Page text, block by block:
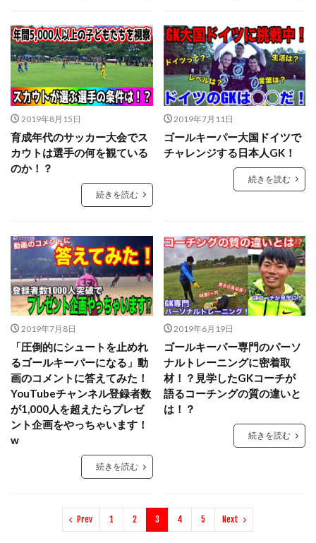
2019年8月15日
育成年代のサッカー大会でス
カウトは選手の何を観ている
のか！？
続きを読む
2019年7月11日
ゴールキーパー大国ドイツで
チャレンジする日本人GK！
続きを読む
2019年7月8日
「圧倒的にシュートを止めれ
るゴールキーパーになる」動
画のコメントに答えてみた！
YouTubeチャンネル登録者数
が1,000人を超えたらプレゼ
ント企画をやっちゃいます！
w
続きを読む
2019年6月19日
ゴールキーパー専門のパーソ
ナルトレーニングに密着取
材！？見学したGKコーチが
語るコーチングの質の違いと
は！？
続きを読む
Prev 1 2 3 4 5 Next
ドンナルンマ
ドーパミン ナイキ
ナショトレ
ナショナルトレセン
ノンアドレナリン
ハイクオリティー
ハイボレー
ハイボール
ハーフボレー
バランス
バランス感覚
パス&サポート
パット
パリーゾーン
パンチング
パントキック
パーソナル
パーソナルGKトレーニング
パーソナルトレーニング
ビデオカメラ
ビルドアップ
フロントダイビング
ブッフォン
ブレイクアウェイ
ブロッキング
プライベートトレーニング
プライベートレッスン
プレジャンプ
プレスキック
プレゼント企画
プレースピード
プレー中
プレー前
ボレーキック
ポジショニング
ポジティブ
ポゼッション
ポテンシャル
マインド
マクダビット
マンチェスターC
マンチェスター・シティ
ミス
ミラン
メンタル メーカー
ヤシン・トロフィー
ユベントス
リカバリー
リバプール
レアルマドリー レガネス